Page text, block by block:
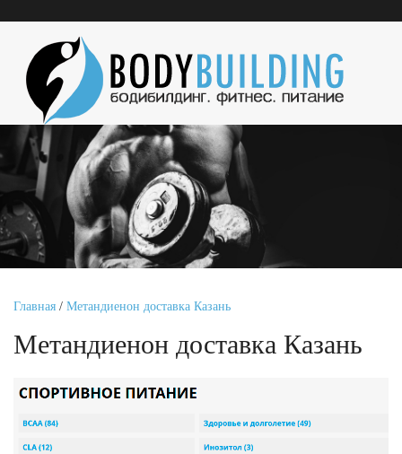
Главная / Метандиенон доставка Казань
Метандиенон доставка Казань